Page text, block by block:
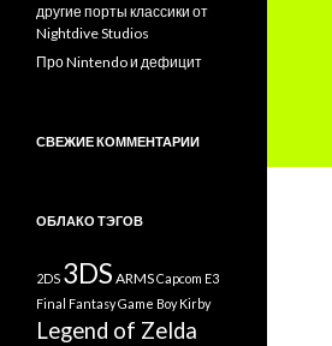
другие порты классики от
Nightdive Studios
Про Nintendo и дефицит
СВЕЖИЕ КОММЕНТАРИИ
ОБЛАКО ТЭГОВ
2DS 3DS ARMSCapcom E3
Final FantasyGame Boy Kirby
Legend of Zelda